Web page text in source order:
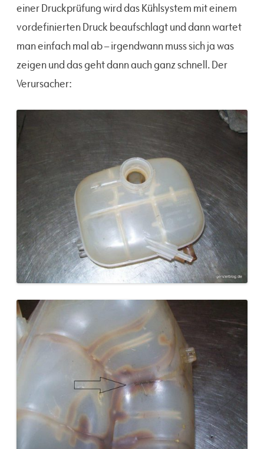
einer Druckprüfung wird das Kühlsystem mit einem
vordefinierten Druck beaufschlagt und dann wartet
man einfach mal ab – irgendwann muss sich ja was
zeigen und das geht dann auch ganz schnell. Der
Verursacher: